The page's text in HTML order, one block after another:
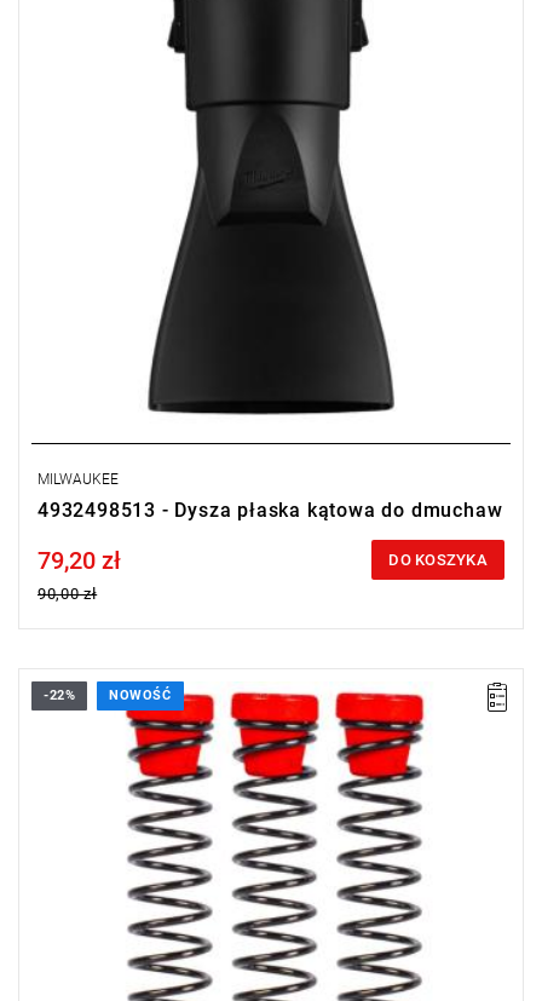
MILWAUKEE
4932498513 - Dysza płaska kątowa do dmuchaw
Price tax included
79,20 zł
90,00 zł
DO KOSZYKA
-22% NOWOŚĆ